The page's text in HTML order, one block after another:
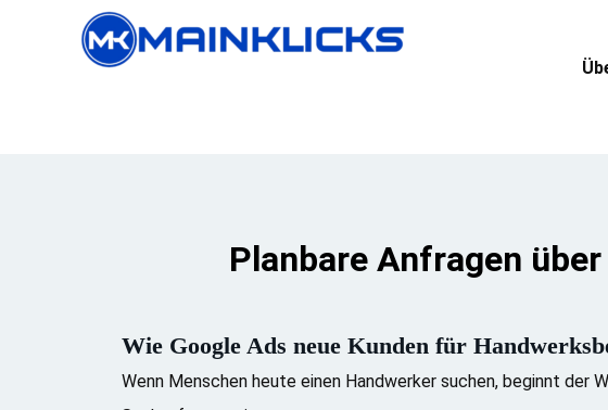
Planbare Anfragen
Wie Google Ads neue Kunden für
Wenn Menschen heute einen Handwerker suchen, beginnt der